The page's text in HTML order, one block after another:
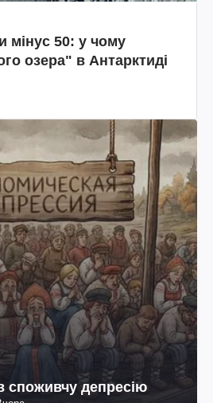
мінус 50: у чому
озера" в Антарктиді
споживчу депресію